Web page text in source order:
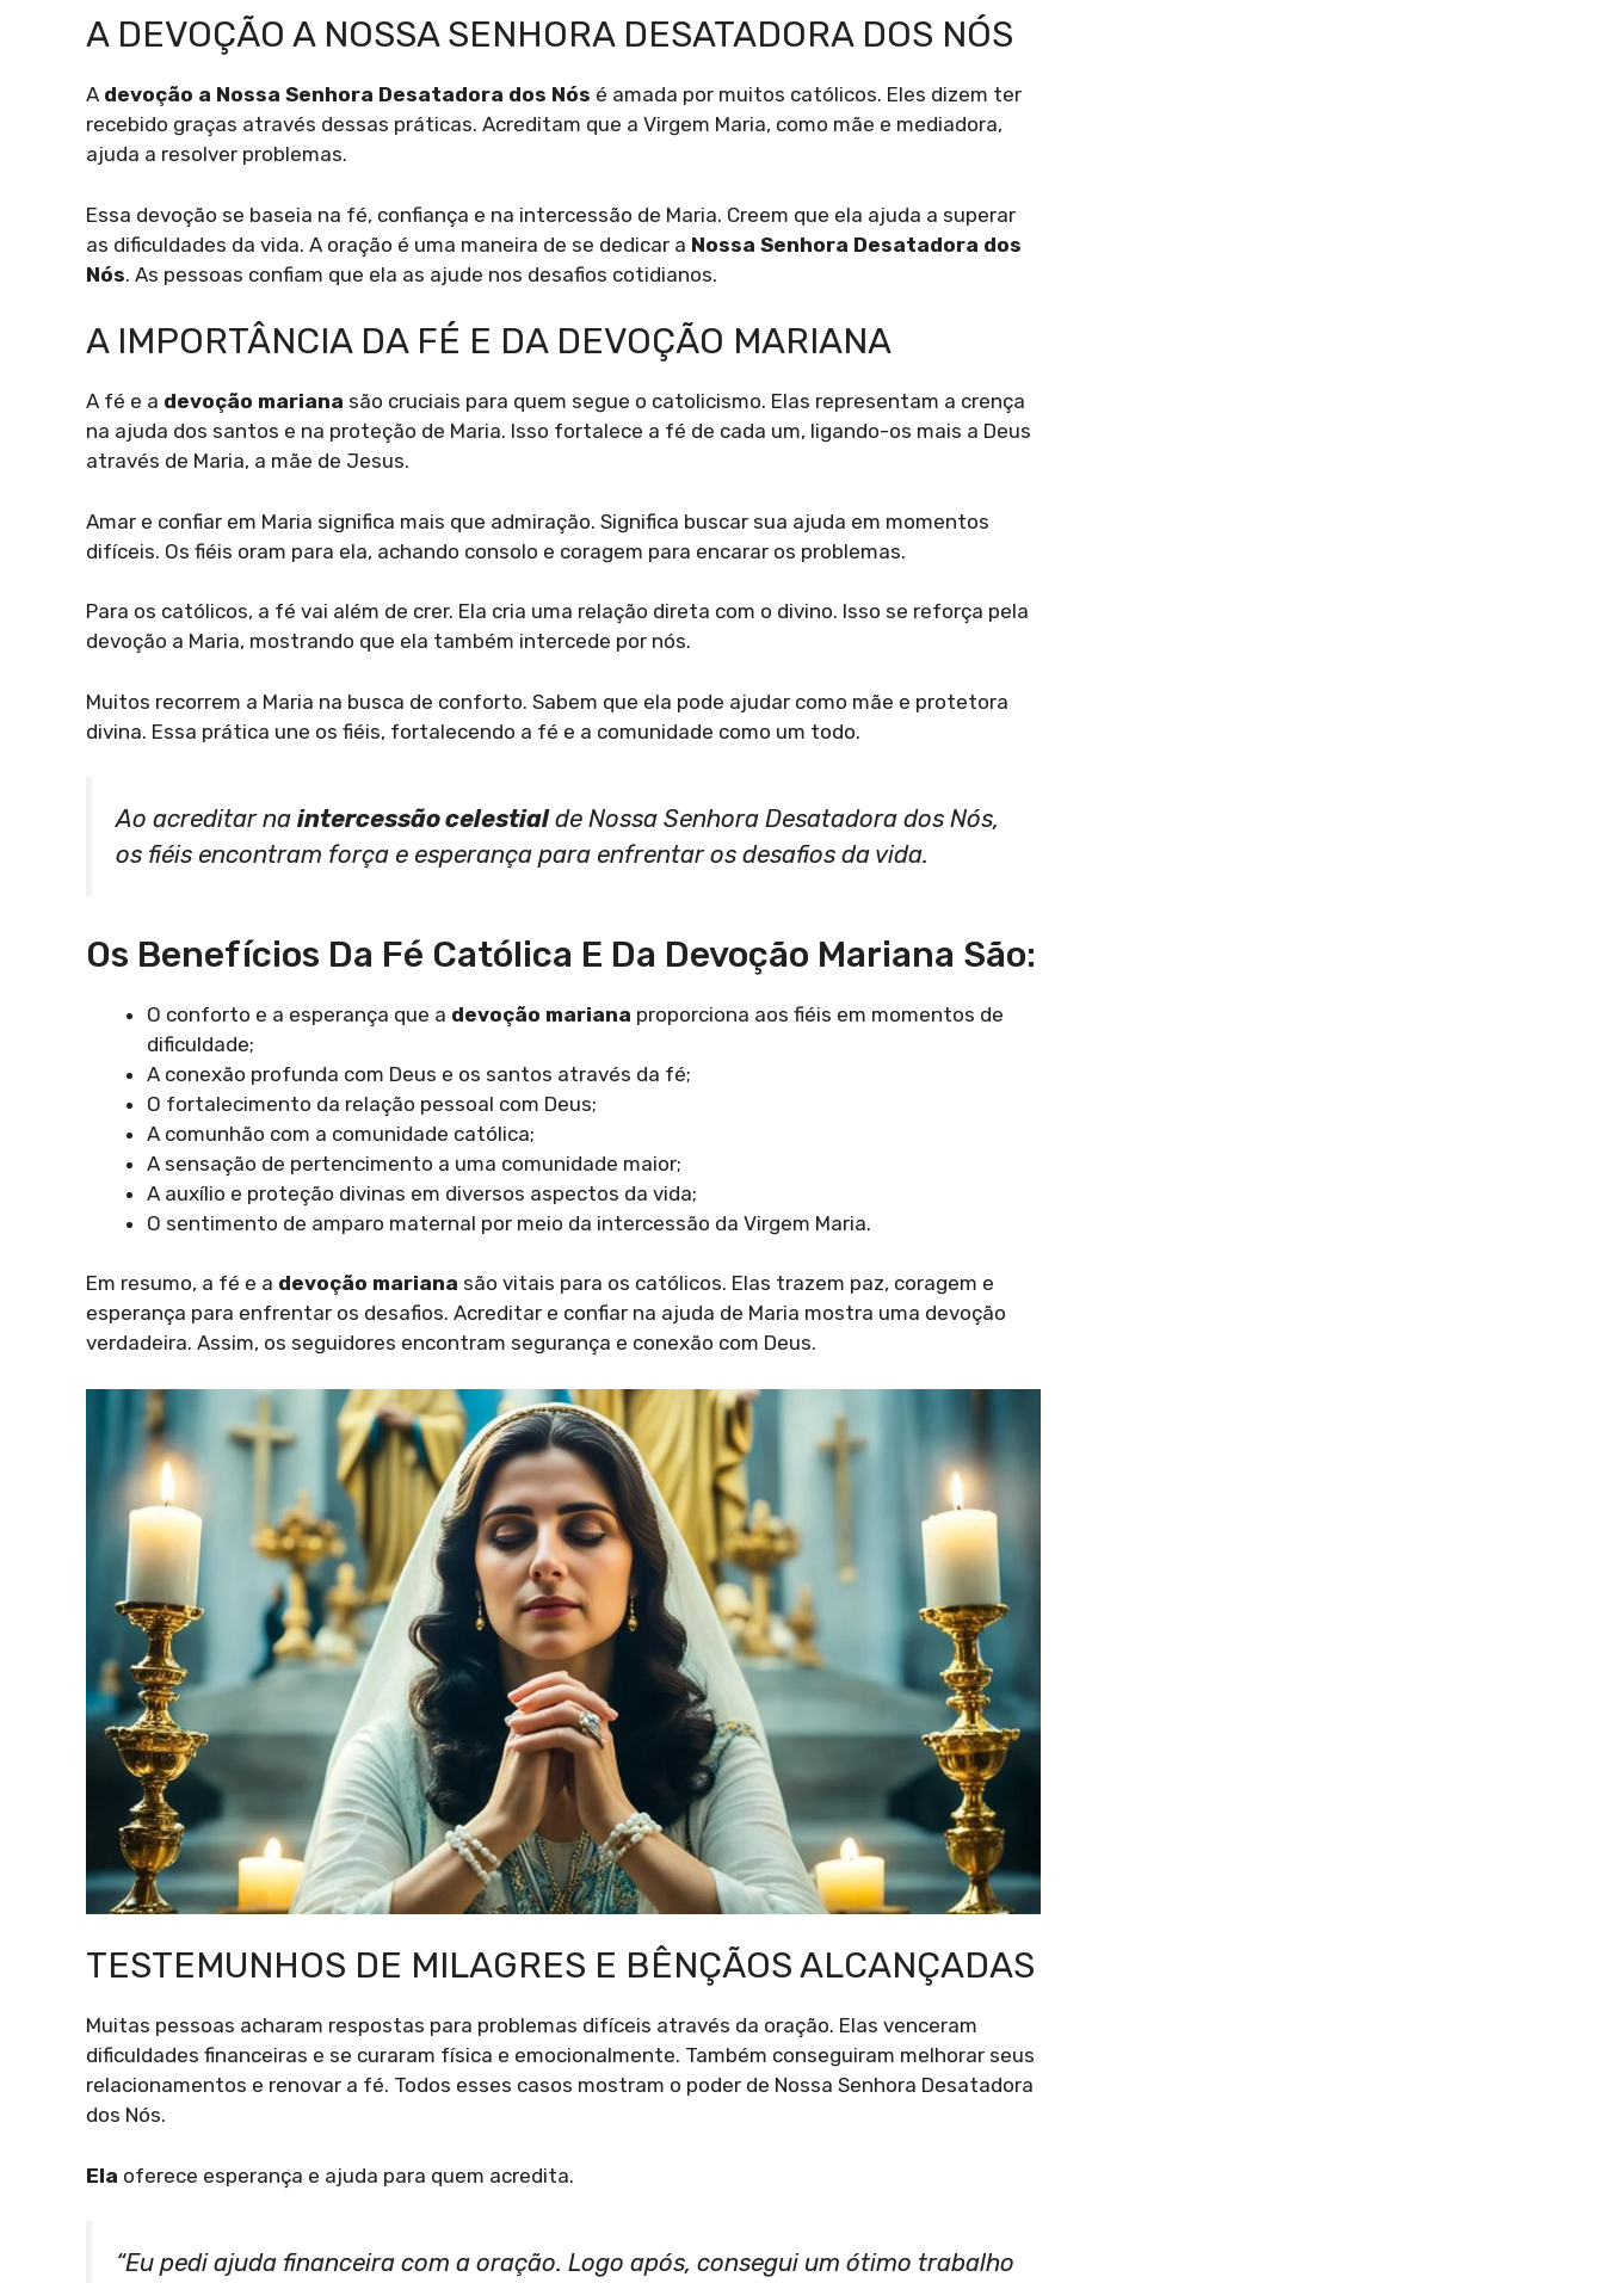
A DEVOÇÃO A NOSSA SENHORA DESATADORA DOS NÓS
A devoção a Nossa Senhora Desatadora dos Nós é amada por muitos católicos. Eles dizem ter
recebido graças através dessas práticas. Acreditam que a Virgem Maria, como mãe e mediadora,
ajuda a resolver problemas.
Essa devoção se baseia na fé, confiança e na intercessão de Maria. Creem que ela ajuda a superar
as dificuldades da vida. A oração é uma maneira de se dedicar a Nossa Senhora Desatadora dos
Nós. As pessoas confiam que ela as ajude nos desafios cotidianos.
A IMPORTÂNCIA DA FÉ E DA DEVOÇÃO MARIANA
A fé e a devoção mariana são cruciais para quem segue o catolicismo. Elas representam a crença
na ajuda dos santos e na proteção de Maria. Isso fortalece a fé de cada um, ligando-os mais a Deus
através de Maria, a mãe de Jesus.
Amar e confiar em Maria significa mais que admiração. Significa buscar sua ajuda em momentos
difíceis. Os fiéis oram para ela, achando consolo e coragem para encarar os problemas.
Para os católicos, a fé vai além de crer. Ela cria uma relação direta com o divino. Isso se reforça pela
devoção a Maria, mostrando que ela também intercede por nós.
Muitos recorrem a Maria na busca de conforto. Sabem que ela pode ajudar como mãe e protetora
divina. Essa prática une os fiéis, fortalecendo a fé e a comunidade como um todo.
Ao acreditar na intercessão celestialde Nossa Senhora Desatadora dos Nós,
os fiéis encontram força e esperança para enfrentar os desafios da vida.
Os Benefícios Da Fé Católica E Da Devoção Mariana São:
O conforto e a esperança que a devoção mariana proporciona aos fiéis em momentos de
dificuldade;
A conexão profunda com Deus e os santos através da fé;
O fortalecimento da relação pessoal com Deus;
A comunhão com a comunidade católica;
A sensação de pertencimento a uma comunidade maior;
A auxílio e proteção divinas em diversos aspectos da vida;
O sentimento de amparo maternal por meio da intercessão da Virgem Maria.
Em resumo, a fé e a devoção mariana são vitais para os católicos. Elas trazem paz, coragem e
esperança para enfrentar os desafios. Acreditar e confiar na ajuda de Maria mostra uma devoção
verdadeira. Assim, os seguidores encontram segurança e conexão com Deus.
TESTEMUNHOS DE MILAGRES E BÊNÇÃOS ALCANÇADAS
Muitas pessoas acharam respostas para problemas difíceis através da oração. Elas venceram
dificuldades financeiras e se curaram física e emocionalmente. Também conseguiram melhorar seus
relacionamentos e renovar a fé. Todos esses casos mostram o poder de Nossa Senhora Desatadora
dos Nós.
Ela oferece esperança e ajuda para quem acredita.
“Eu pedi ajuda financeira com a oração. Logo após, consegui um ótimo trabalho